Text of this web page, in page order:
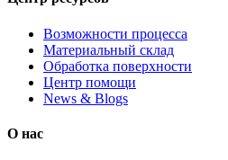
Возможности процесса
Материальный склад
Обработка поверхности
Центр помощи
News & Blogs
О нас